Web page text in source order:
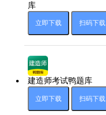
库
立即下载 扫码下载
建造师考试鸭题库
立即下载 扫码下载